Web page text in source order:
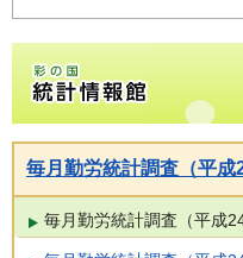
彩の国統
毎月勤労統計調査（平成
毎月勤労統計調査（平成